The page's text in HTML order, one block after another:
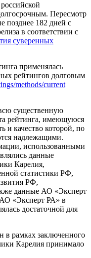
Пересмотр
позднее 182 дней с
в соответствии с
суверенных
применялась
рейтингов долговым
methods/current
существенную
рейтинга, имеющуюся
и качество которой, по
надлежащими.
использованными
данные
Карелия,
статистики РФ,
РФ,
данные АО «Эксперт
«Эксперт РА» в
достаточной для
в рамках заключенного
Карелия принимало